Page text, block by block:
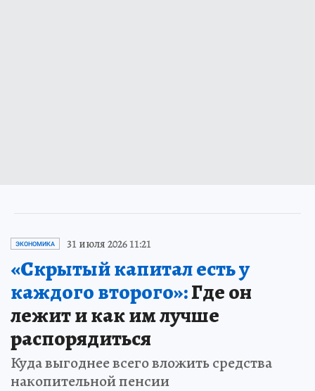
ЭКОНОМИКА 31 июля 2026 11:21
«Скрытый капитал есть у
каждого второго»:Где он
лежит и как им лучше
распорядиться
Куда выгоднее всего вложить средства
накопительной пенсии